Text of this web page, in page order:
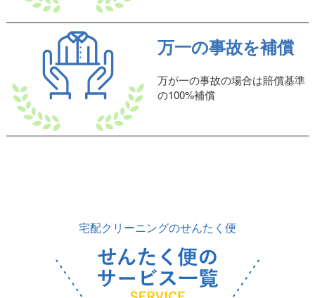
万一の事故を補償
万が一の事故の場合は賠償基準
の100%補償
宅配クリーニングのせんたく便